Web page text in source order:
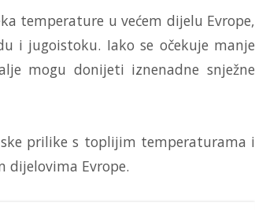
temperature u većem dijelu Evrope,
i jugoistoku. Iako se očekuje manje
mogu donijeti iznenadne snježne
prilike s toplijim temperaturama i
dijelovima Evrope.